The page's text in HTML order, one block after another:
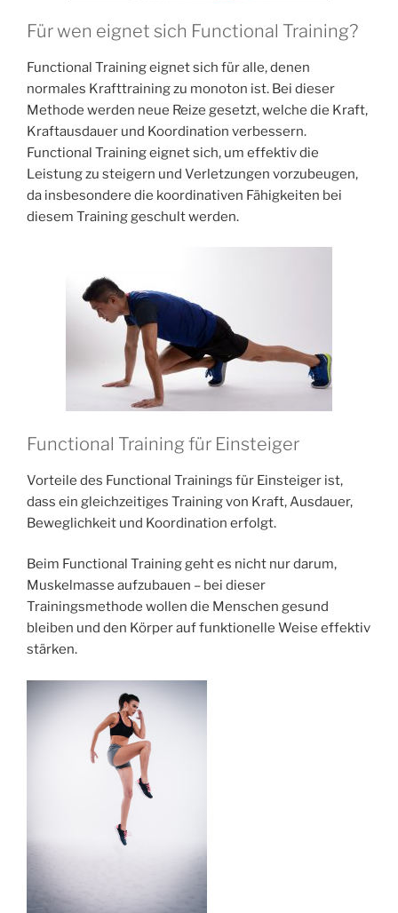
Für wen eignet sich Functional Training?
Functional Training eignet sich für alle, denen
normales Krafttraining zu monoton ist. Bei dieser
Methode werden neue Reize gesetzt, welche die Kraft,
Kraftausdauer und Koordination verbessern.
Functional Training eignet sich, um effektiv die
Leistung zu steigern und Verletzungen vorzubeugen,
da insbesondere die koordinativen Fähigkeiten bei
diesem Training geschult werden.
Functional Training für Einsteiger
Vorteile des Functional Trainings für Einsteiger ist,
dass ein gleichzeitiges Training von Kraft, Ausdauer,
Beweglichkeit und Koordination erfolgt.
Beim Functional Training geht es nicht nur darum,
Muskelmasse aufzubauen – bei dieser
Trainingsmethode wollen die Menschen gesund
bleiben und den Körper auf funktionelle Weise effektiv
stärken.